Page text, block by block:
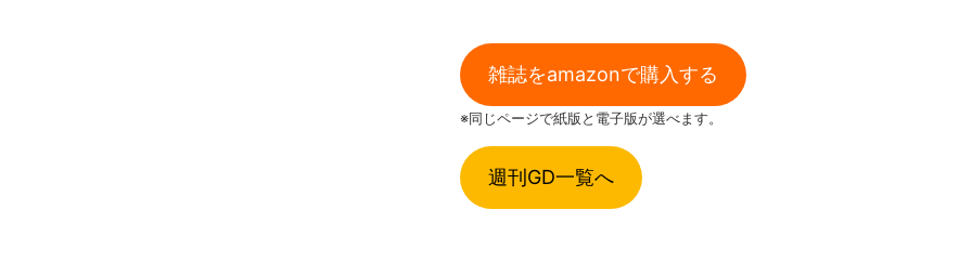
雑誌をamazonで購入する
※同じページで紙版と電子版が選べます。
週刊GD一覧へ